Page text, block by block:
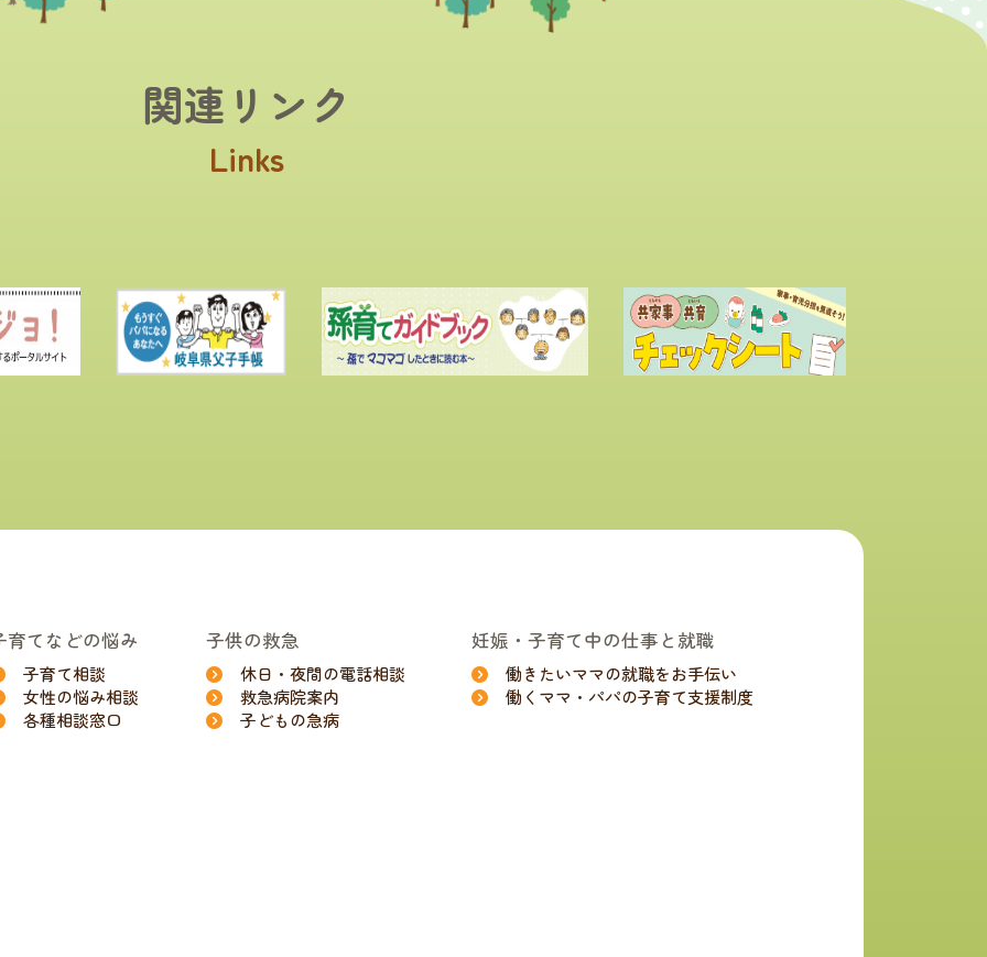
関連リンク
Links
育てなどの悩み
子育て相談
女性の悩み相談
各種相談窓口
子供の救急
休日・夜間の電話相談
救急病院案内
子どもの急病
妊娠・子育て中の仕事と就職
働きたいママの就職をお手伝い
働くママ・パパの子育て支援制度